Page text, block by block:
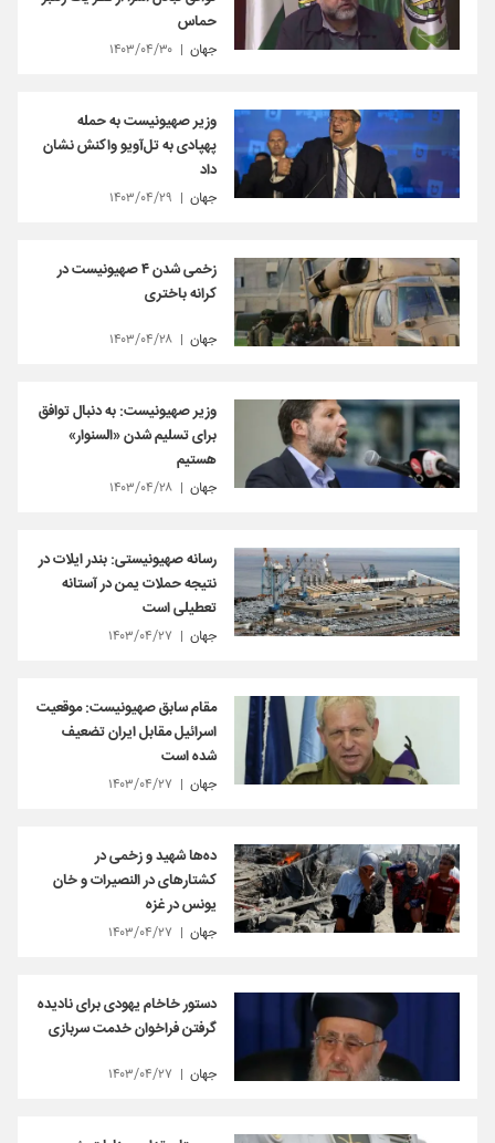
حماس
جهان ۱۴۰۳/۰۴/۳۰
وزیر صهیونیست به حمله
پهپادی به تل‌آویو واکنش نشان
داد
جهان ۱۴۰۳/۰۴/۲۹
زخمی شدن ۴ صهیونیست در
کرانه باختری
جهان ۱۴۰۳/۰۴/۲۸
وزیر صهیونیست: به دنبال توافق
برای تسلیم شدن «السنوار»
هستیم
جهان ۱۴۰۳/۰۴/۲۸
رسانه صهیونیستی: بندر ایلات در
نتیجه حملات یمن در آستانه
تعطیلی است
جهان ۱۴۰۳/۰۴/۲۷
مقام سابق صهیونیست: موقعیت
اسرائیل مقابل ایران تضعیف
شده است
جهان ۱۴۰۳/۰۴/۲۷
ده‌ها شهید و زخمی در
کشتارهای در النصیرات و خان
یونس در غزه
جهان ۱۴۰۳/۰۴/۲۷
دستور خاخام یهودی برای نادیده
گرفتن فراخوان خدمت سربازی
جهان ۱۴۰۳/۰۴/۲۷